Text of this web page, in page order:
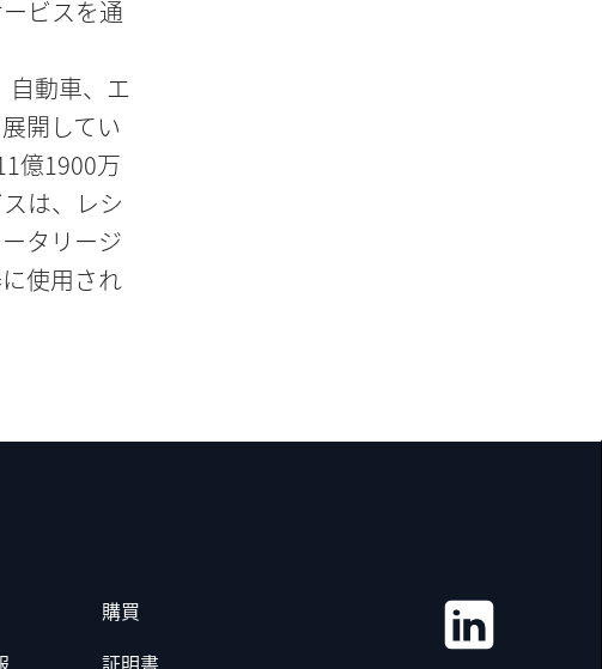
ビスを通
自動車、エ
開してい
億1900万
は、レシ
タリージ
使用され
購買